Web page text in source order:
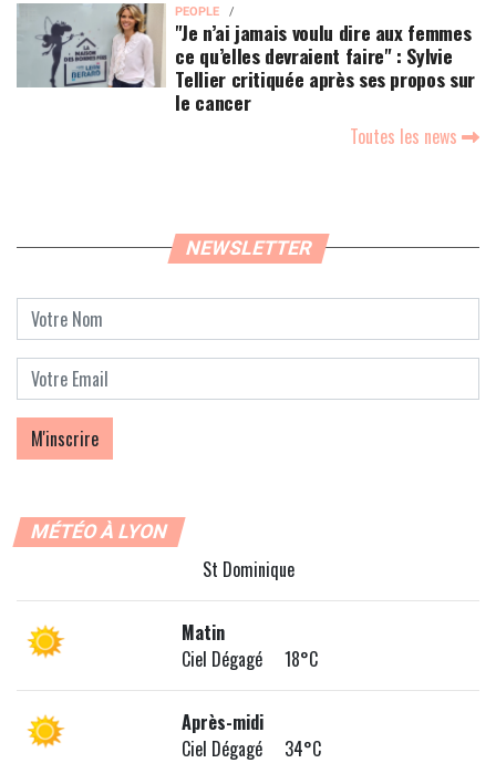
PEOPLE
"Je n’ai jamais voulu dire aux femmes
ce qu’elles devraient faire" : Sylvie
Tellier critiquée après ses propos sur
le cancer
Toutes les news
NEWSLETTER
MÉTÉO À LYON
St Dominique
Matin
Ciel Dégagé 18°C
Après-midi
Ciel Dégagé 34°C